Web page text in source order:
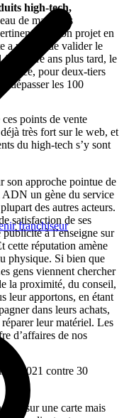
franchiseur
high-tech,
de magasins
de son projet en
a permis de valider le
Quatre ans plus tard, le
pour deux-tiers
dépasser les 100
points de vente
très fort sur le web, et
du high-tech s’y sont
son approche pointue de
ADN un gène du service
des autres acteurs.
satisfaction de ses
à l’enseigne sur
cette réputation amène
physique. Si bien que
gens viennent chercher
la proximité, du conseil,
leur apportons, en étant
dans leurs achats,
leur matériel. Les
d’affaires de nos
2021 contre 30
sur une carte mais